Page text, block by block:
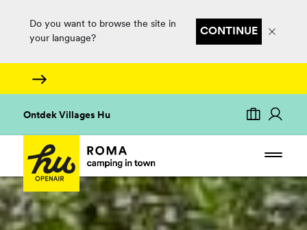
Do you want to browse the site in
your language?
CONTINUE
Ontdek Villages Hu